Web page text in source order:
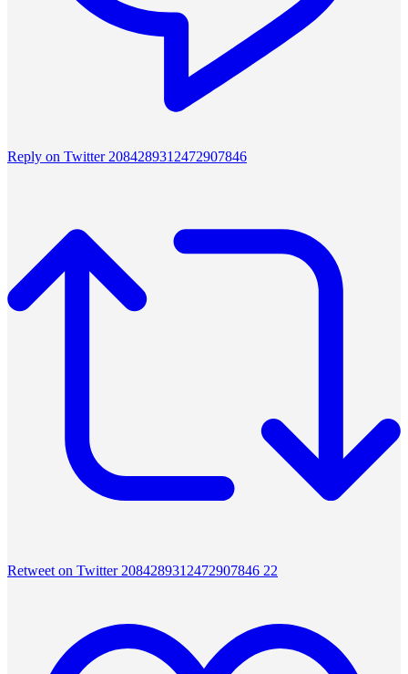
Reply on Twitter 2084289312472907846
Retweet on Twitter 2084289312472907846 22